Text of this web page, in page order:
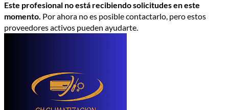
Este profesional no está recibiendo solicitudes en este
momento. Por ahora no es posible contactarlo, pero estos
proveedores activos pueden ayudarte.